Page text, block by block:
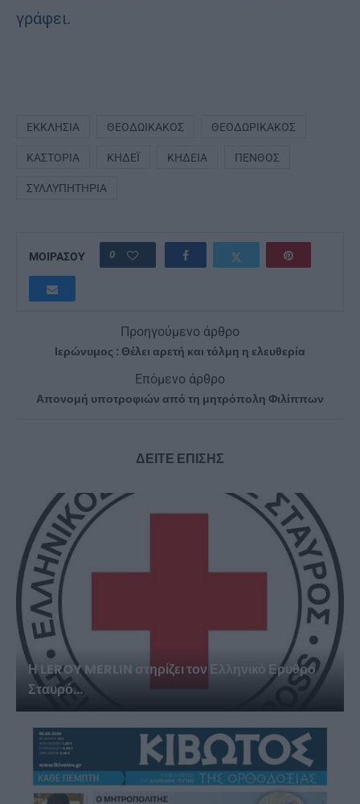
γράφει.
ΕΚΚΛΗΣΊΑ ΘΕΟΔΩΙΚΆΚΟΣ ΘΕΟΔΩΡΙΚΆΚΟΣ
ΚΑΣΤΟΡΙΆ ΚΗΔΈΙ ΚΗΔΕΊΑ ΠΈΝΘΟΣ
ΣΥΛΛΥΠΗΤΉΡΙΑ
ΜΟΙΡΑΣΟΥ 0
Προηγούμενο άρθρο
Ιερώνυμος : Θέλει αρετή και τόλμη η ελευθερία
Επόμενο άρθρο
Απονομή υποτροφιών από τη μητρόπολη Φιλίππων
ΔΕΙΤΕ ΕΠΙΣΗΣ
Η LEROY MERLIN στηρίζει τον Ελληνικό Ερυθρό
Σταυρό...